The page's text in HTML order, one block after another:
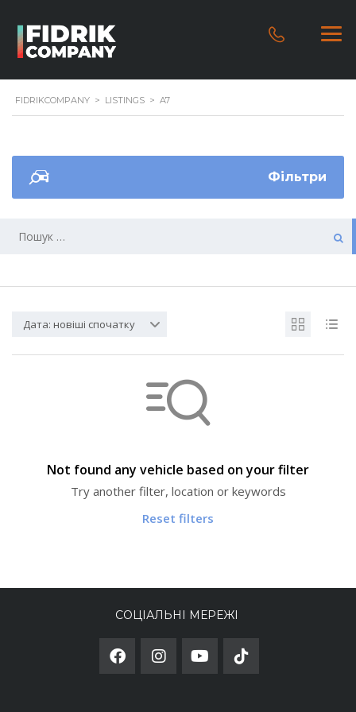
FIDRIKCOMPANY > LISTINGS > A7
Фільтри
Дата: новіші спочатку
Not found any vehicle based on your filter
Try another filter, location or keywords
Reset filters
СОЦІАЛЬНІ МЕРЕЖІ